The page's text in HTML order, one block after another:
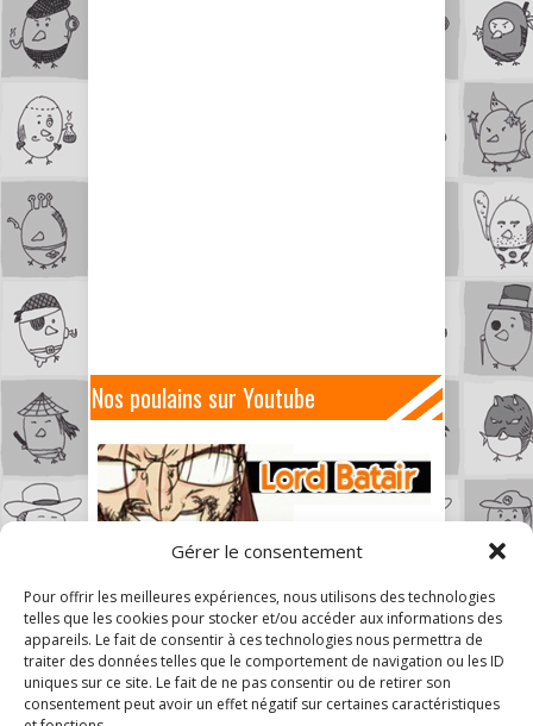
Gérer le consentement
Pour offrir les meilleures expériences, nous utilisons des technologies
telles que les cookies pour stocker et/ou accéder aux informations des
appareils. Le fait de consentir à ces technologies nous permettra de
traiter des données telles que le comportement de navigation ou les ID
uniques sur ce site. Le fait de ne pas consentir ou de retirer son
consentement peut avoir un effet négatif sur certaines caractéristiques
Nos poulains sur Youtube